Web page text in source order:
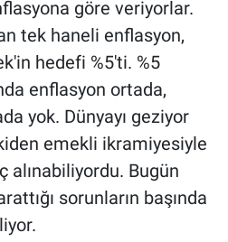
göre veriyorlar.
tek haneli enflasyon,
hedefi %5'ti. %5
enflasyon ortada,
yok. Dünyayı geziyor
emekli ikramiyesiyle
alınabiliyordu. Bugün
sorunların başında